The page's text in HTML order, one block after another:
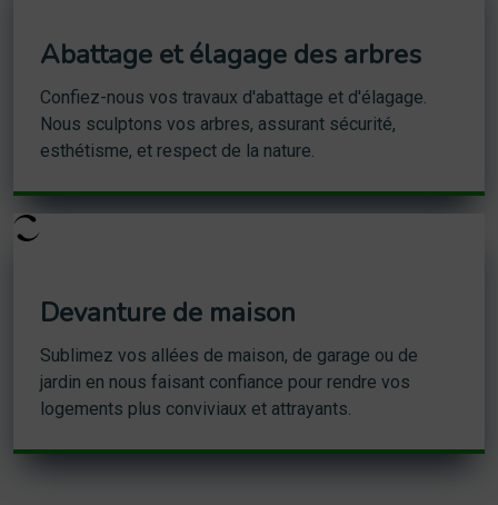
Abattage et élagage des arbres
Confiez-nous vos travaux d'abattage et d'élagage.
Nous sculptons vos arbres, assurant sécurité,
esthétisme, et respect de la nature.
Devanture de maison
Sublimez vos allées de maison, de garage ou de
jardin en nous faisant confiance pour rendre vos
logements plus conviviaux et attrayants.